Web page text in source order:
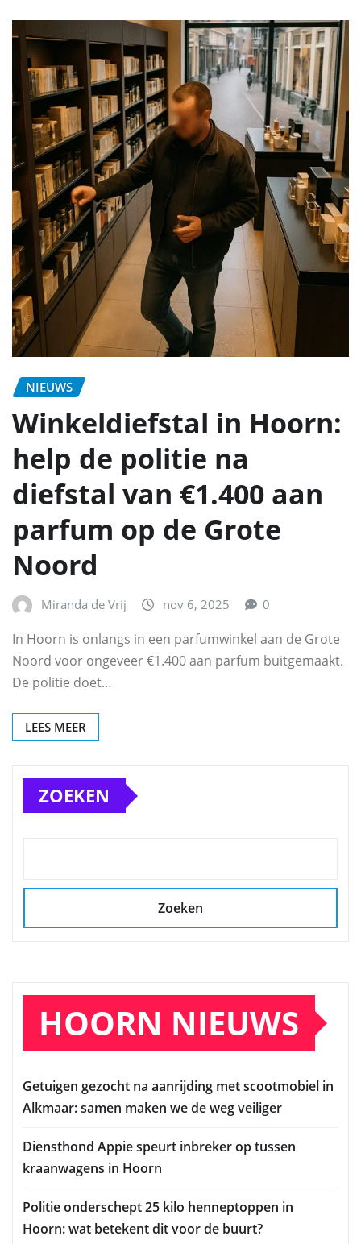
NIEUWS
Winkeldiefstal in Hoorn:
help de politie na
diefstal van €1.400 aan
parfum op de Grote
Noord
Miranda de Vrij nov 6, 2025 0
In Hoorn is onlangs in een parfumwinkel aan de Grote
Noord voor ongeveer €1.400 aan parfum buitgemaakt.
De politie doet…
LEES MEER
ZOEKEN
Zoeken
HOORN NIEUWS
Getuigen gezocht na aanrijding met scootmobiel in
Alkmaar: samen maken we de weg veiliger
Diensthond Appie speurt inbreker op tussen
kraanwagens in Hoorn
Politie onderschept 25 kilo henneptoppen in
Hoorn: wat betekent dit voor de buurt?